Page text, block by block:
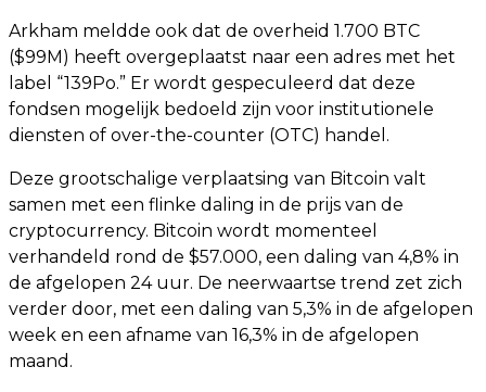
Arkham meldde ook dat de overheid 1.700 BTC
($99M) heeft overgeplaatst naar een adres met het
label “139Po.” Er wordt gespeculeerd dat deze
fondsen mogelijk bedoeld zijn voor institutionele
diensten of over-the-counter (OTC) handel.
Deze grootschalige verplaatsing van Bitcoin valt
samen met een flinke daling in de prijs van de
cryptocurrency. Bitcoin wordt momenteel
verhandeld rond de $57.000, een daling van 4,8% in
de afgelopen 24 uur. De neerwaartse trend zet zich
verder door, met een daling van 5,3% in de afgelopen
week en een afname van 16,3% in de afgelopen
maand.